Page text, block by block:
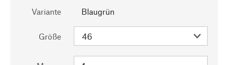
Variante Blaugrün
Größe